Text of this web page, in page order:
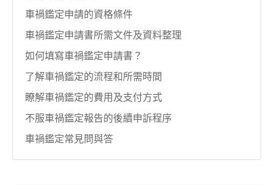
車禍鑑定申請的資格條件
車禍鑑定申請書所需文件及資料整理
如何填寫車禍鑑定申請書？
了解車禍鑑定的流程和所需時間
瞭解車禍鑑定的費用及支付方式
不服車禍鑑定報告的後續申訴程序
車禍鑑定常見問與答